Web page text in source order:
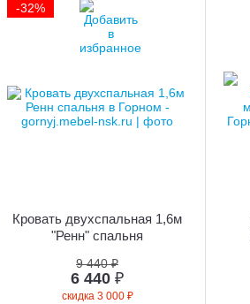
Кровать двухспальная 1,6м
"Ренн" спальня
9 440 ₽
6 440 ₽
скидка 3 000 ₽
-32%